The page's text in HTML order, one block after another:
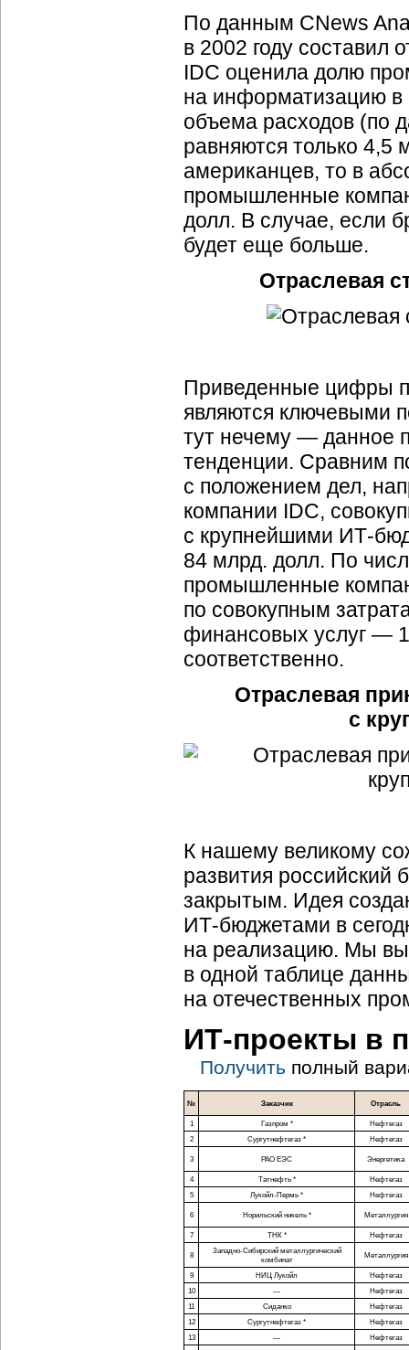
По данным CNews
в 2002 году составил
IDC оценила долю
на информатизацию в
объема расходов (по
равняются только 4,5
американцев, то в
промышленные
долл. В случае, если
будет еще больше.
Отраслевая
Приведенные цифры
являются ключевыми
тут нечему — данное
тенденции. Сравним
с положением дел,
компании IDC,
с крупнейшими ИТ-
84 млрд. долл. По
промышленные
по совокупным
финансовых услуг —
соответственно.
Отраслевая
с
К нашему великому
развития российский
закрытым. Идея
ИТ-бюджетами в
на реализацию. Мы
в одной таблице
на отечественных
ИТ-проекты в
Получить полный
№ Заказчик Отрасль
1 Газпром *
Нефтегаз
2
Сургутнефтегаз * Нефтегаз
3 РАО ЕЭС Энергетика
4 Татнефть *
Нефтегаз
5
Лукойл-Пермь * Нефтегаз
6 Норильский никель * Металлургия
7 ТНК * Нефтегаз
8 Западно-Сибирскийметаллургический
комбинат
Металлургия
9 НИЦ Лукойл
Нефтегаз
10
—
Нефтегаз
11
Сиданко
Нефтегаз
12
Сургутнефтегаз *
Нефтегаз
13
—
Нефтегаз